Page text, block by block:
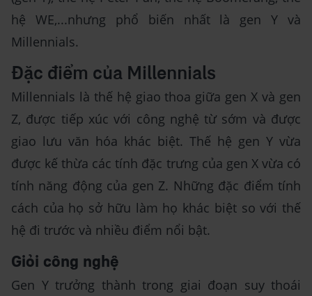
hệ WE,...nhưng phổ biến nhất là gen Y và
Millennials.
Đặc điểm của Millennials
Millennials là thế hệ giao thoa giữa gen X và gen
Z, được tiếp xúc với công nghệ từ sớm và được
giao lưu văn hóa khác biệt. Thế hệ gen Y vừa
được kế thừa các tính đặc trưng của gen X vừa có
tính năng động của gen Z. Những đặc điểm tính
cách của họ sở hữu làm họ khác biệt so với thế
hệ đi trước và nhiều điểm nổi bật.
Giỏi công nghệ
Gen Y trưởng thành trong giai đoạn suy thoái